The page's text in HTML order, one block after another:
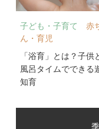
子ども・子育て
赤
ん・育児
「浴育」とは？子供
風呂タイムでできる
知育